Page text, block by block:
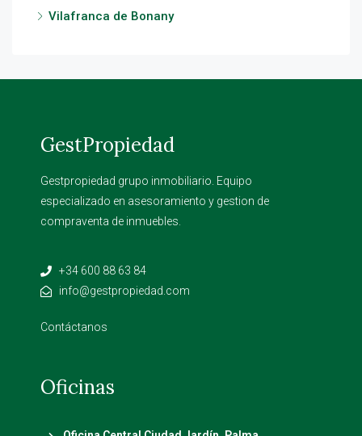
Vilafranca de Bonany
GestPropiedad
Gestpropiedad grupo inmobiliario. Equipo
especializado en asesoramiento y gestion de
compraventa de inmuebles.
+34 600 88 63 84
info@gestpropiedad.com
Contáctanos
Oficinas